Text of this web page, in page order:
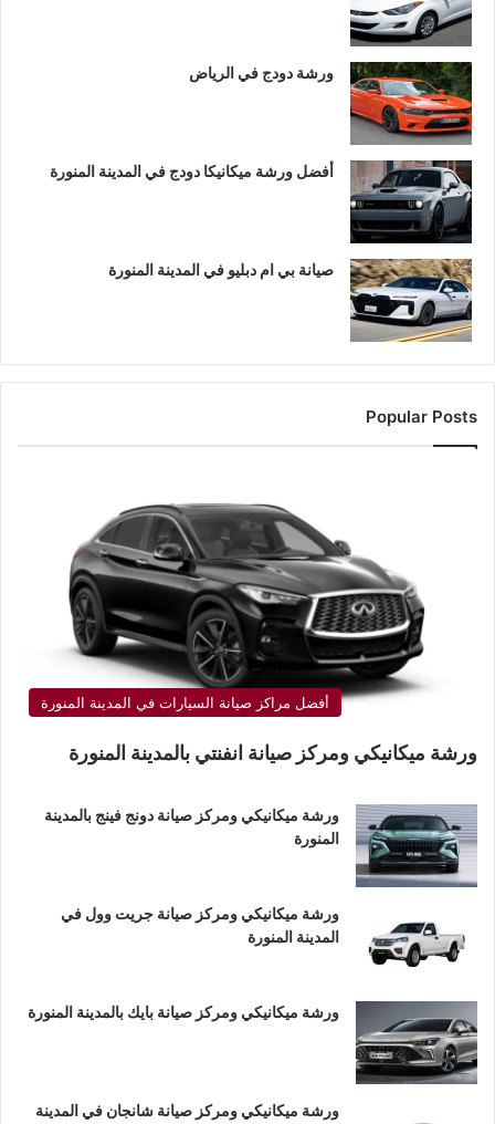
ورشة دودج في الرياض
أفضل ورشة ميكانيكا دودج في المدينة المنورة
صيانة بي ام دبليو في المدينة المنورة
Popular Posts
أفضل مراكز صيانة السيارات في المدينة المنورة
ورشة ميكانيكي ومركز صيانة انفنتي بالمدينة المنورة
ورشة ميكانيكي ومركز صيانة دونج فينج بالمدينة
المنورة
ورشة ميكانيكي ومركز صيانة جريت وول في
المدينة المنورة
ورشة ميكانيكي ومركز صيانة بايك بالمدينة المنورة
ورشة ميكانيكي ومركز صيانة شانجان في المدينة